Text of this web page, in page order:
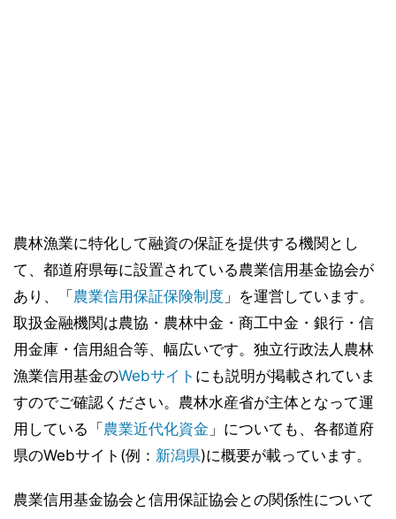
農林漁業に特化して融資の保証を提供する機関とし
て、都道府県毎に設置されている農業信用基金協会が
あり、「農業信用保証保険制度 」を運営しています。
取扱金融機関は農協・農林中金・商工中金・銀行・信
用金庫・信用組合等、幅広いです。独立行政法人農林
漁業信用基金のWebサイト にも説明が掲載されていま
すのでご確認ください。農林水産省が主体となって運
用している「農業近代化資金 」についても、各都道府
県のWebサイト(例： 新潟県)に概要が載っています。
農業信用基金協会と信用保証協会との関係性について